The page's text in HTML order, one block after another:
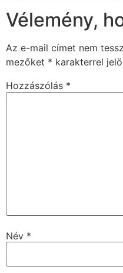
Vélemény,
Az e-mail címet nem
mezőket * karakterrel
Hozzászólás *
Név *